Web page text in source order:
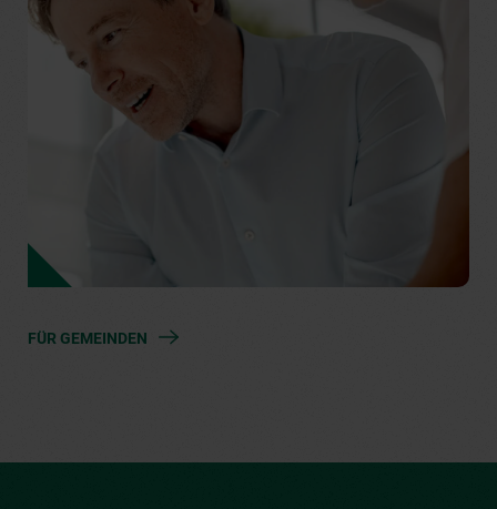
FÜR GEMEINDEN